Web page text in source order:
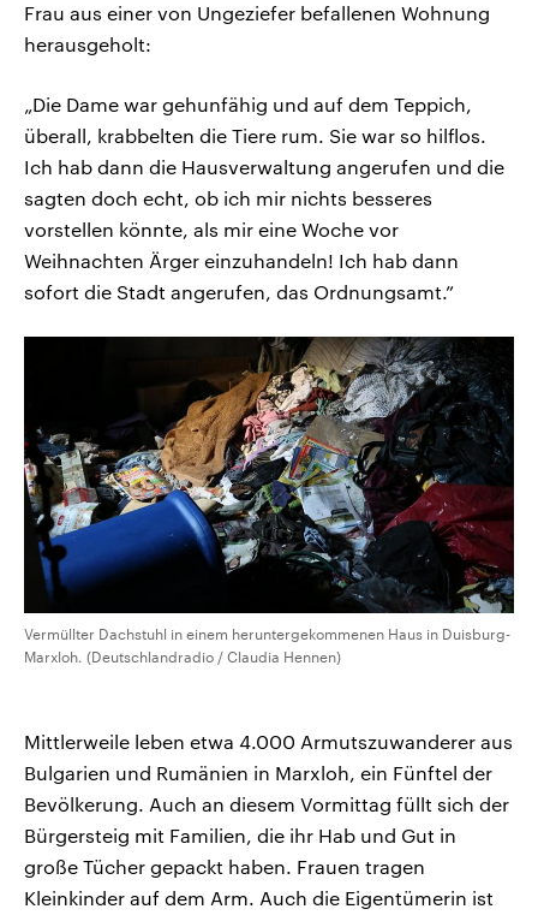
Frau aus einer von Ungeziefer befallenen Wohnung
herausgeholt:
„Die Dame war gehunfähig und auf dem Teppich,
überall, krabbelten die Tiere rum. Sie war so hilflos.
Ich hab dann die Hausverwaltung angerufen und die
sagten doch echt, ob ich mir nichts besseres
vorstellen könnte, als mir eine Woche vor
Weihnachten Ärger einzuhandeln! Ich hab dann
sofort die Stadt angerufen, das Ordnungsamt.”
Vermüllter Dachstuhl in einem heruntergekommenen Haus in Duisburg-
Marxloh. (Deutschlandradio / Claudia Hennen)
Mittlerweile leben etwa 4.000 Armutszuwanderer aus
Bulgarien und Rumänien in Marxloh, ein Fünftel der
Bevölkerung. Auch an diesem Vormittag füllt sich der
Bürgersteig mit Familien, die ihr Hab und Gut in
große Tücher gepackt haben. Frauen tragen
Kleinkinder auf dem Arm. Auch die Eigentümerin ist